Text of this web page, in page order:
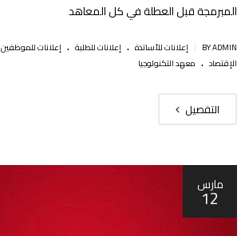
المبرمجة قبل العطلة في كل المعاهد
BY ADMIN إعلانات للأساتذة . إعلانات للطلبة . إعلانات للموظفين
الإقتصاد . معهد التكنولوجيا
التفصيل
مارس
12